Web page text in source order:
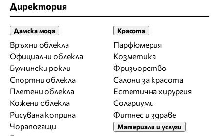
Директория
Дамска мода
Връхни облекла
Официални облекла
Булчински рокли
Спортни облекла
Плетени облекла
Кожени облекла
Рисувана коприна
Чорапогащи
Красота
Парфюмерия
Козметика
Фризьорство
Салони за красота
Естетична хирургия
Солариуми
Фитнес и здраве
Материали и услуги